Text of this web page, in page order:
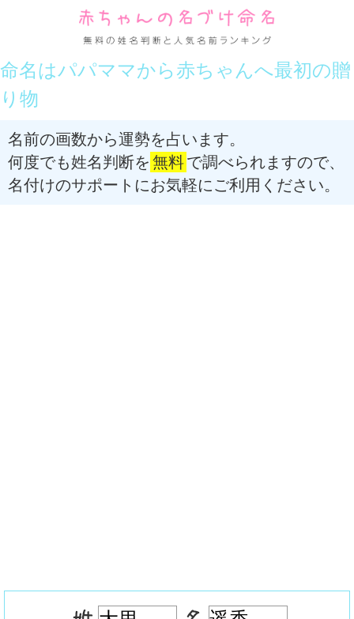
命名はパパママから赤ちゃんへ最初の贈
り物
名前の画数から運勢を占います。
何度でも姓名判断を 無料で調べられますので、
名付けのサポートにお気軽にご利用ください。